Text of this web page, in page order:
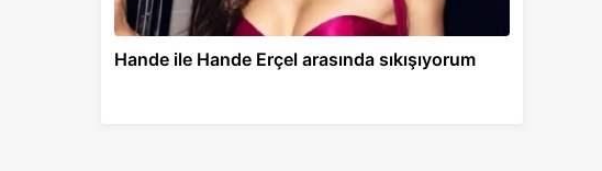
Hande ile Hande Erçel arasında sıkışıyorum